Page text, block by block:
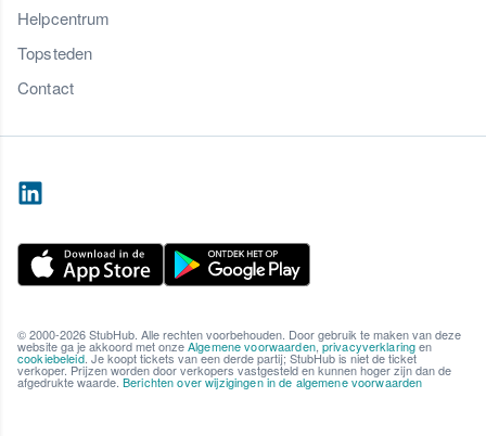
Helpcentrum
Topsteden
Contact
© 2000-2026 StubHub. Alle rechten voorbehouden. Door gebruik te maken van deze
website ga je akkoord met onzeAlgemene voorwaarden,privacyverklaringen
cookiebeleid. Je koopt tickets van een derde partij; StubHub is niet de ticket
verkoper. Prijzen worden door verkopers vastgesteld en kunnen hoger zijn dan de
afgedrukte waarde. Berichten over wijzigingen in de algemene voorwaarden